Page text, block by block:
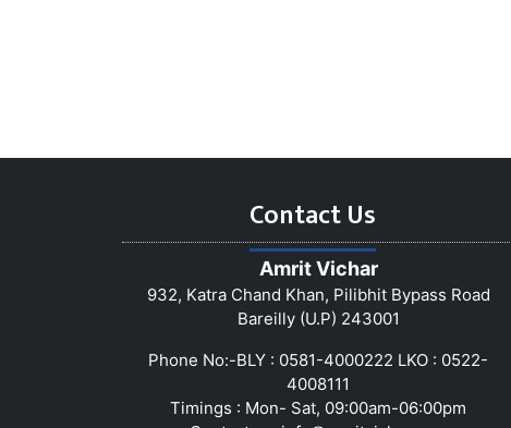
Contact Us
Amrit Vichar
932, Katra Chand Khan, Pilibhit Bypass Road
Bareilly (U.P) 243001
Phone No:-BLY : 0581-4000222 LKO : 0522-
4008111
Timings : Mon- Sat, 09:00am-06:00pm